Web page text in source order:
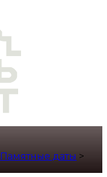
Памятные даты >